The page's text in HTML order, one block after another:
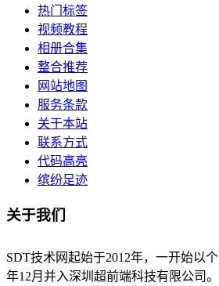
热门标签
视频教程
相册合集
整合推荐
网站地图
服务条款
关于本站
联系方式
代码高亮
缤纷足迹
关于我们
SDT技术网起始于2012年，一开始以
年12月并入深圳超前端科技有限公司